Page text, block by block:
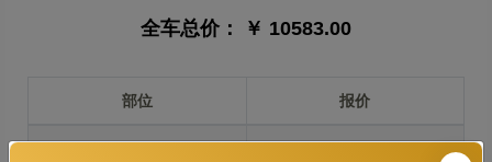
全车总价： ￥ 10583.00
部位 报价
前保险杠 ￥1655.00